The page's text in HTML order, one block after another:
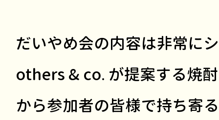
だいやめ会の内容は非常に
others & co. が提案する焼
から参加者の皆様で持ち寄